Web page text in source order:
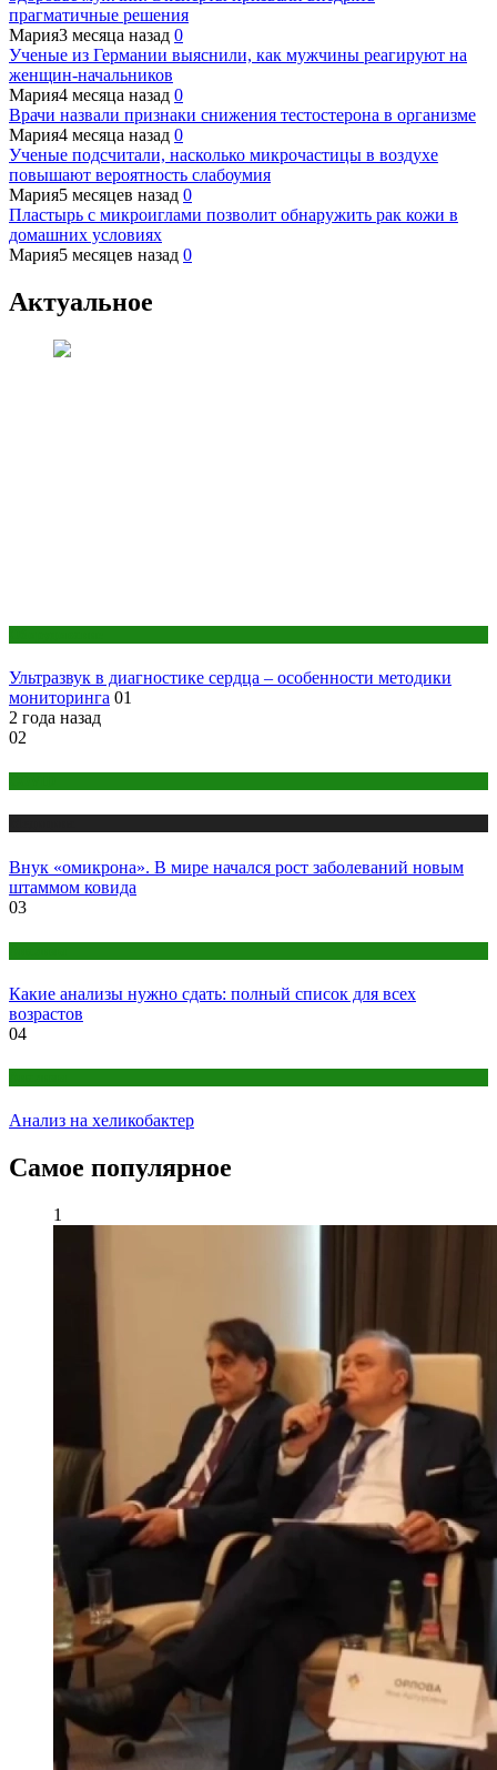
прагматичные решения
Мария3 месяца назад 0
Ученые из Германии выяснили, как мужчины реагируют на
женщин-начальников
Мария4 месяца назад 0
Врачи назвали признаки снижения тестостерона в организме
Мария4 месяца назад 0
Ученые подсчитали, насколько микрочастицы в воздухе
повышают вероятность слабоумия
Мария5 месяцев назад 0
Пластырь с микроиглами позволит обнаружить рак кожи в
домашних условиях
Мария5 месяцев назад 0
Актуальное
Ультразвук в диагностике сердца – особенности методики
мониторинга 01
2 года назад
02
Внук «омикрона». В мире начался рост заболеваний новым
штаммом ковида
03
Какие анализы нужно сдать: полный список для всех
возрастов
04
Анализ на хеликобактер
Самое популярное
1